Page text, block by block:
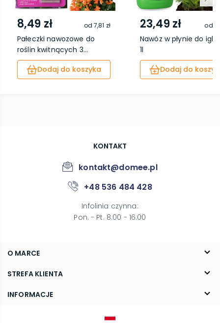
8,49 zł od7,81 zł
Pałeczki nawozowe do
roślin kwitnących 3...
Dodaj do koszyka
23,49 zł od
Nawóz w płynie do
1l
Dodaj do
O MARCE
O nas
Blog
STREFA KLIENTA
FAQ
INFORMACJE
KONTAKT
kontakt@domee.pl
+48 536 484 428
Infolinia czynna:
Pon. - Pt. 8:00 - 16:00